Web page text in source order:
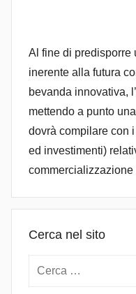
Al fine di predisporre
inerente alla futura
bevanda innovativa,
mettendo a punto
dovrà compilare con
ed investimenti)
Cerca nel sito
Ricerca